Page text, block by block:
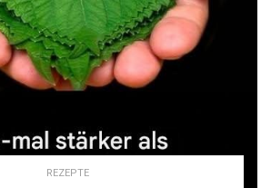
REZEPTE